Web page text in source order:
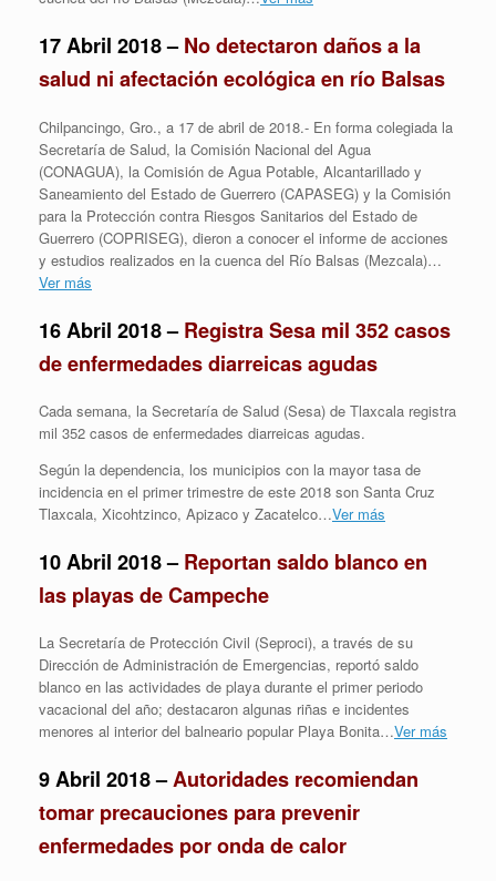
17 Abril 2018 –No detectaron daños a la
salud ni afectación ecológica en río Balsas
Chilpancingo, Gro., a 17 de abril de 2018.- En forma colegiada la
Secretaría de Salud, la Comisión Nacional del Agua
(CONAGUA), la Comisión de Agua Potable, Alcantarillado y
Saneamiento del Estado de Guerrero (CAPASEG) y la Comisión
para la Protección contra Riesgos Sanitarios del Estado de
Guerrero (COPRISEG), dieron a conocer el informe de acciones
y estudios realizados en la cuenca del Río Balsas (Mezcala)…
Ver más
16 Abril 2018 –Registra Sesa mil 352 casos
de enfermedades diarreicas agudas
Cada semana, la Secretaría de Salud (Sesa) de Tlaxcala registra
mil 352 casos de enfermedades diarreicas agudas.
Según la dependencia, los municipios con la mayor tasa de
incidencia en el primer trimestre de este 2018 son Santa Cruz
Tlaxcala, Xicohtzinco, Apizaco y Zacatelco…Ver más
10 Abril 2018 –Reportan saldo blanco en
las playas de Campeche
La Secretaría de Protección Civil (Seproci), a través de su
Dirección de Administración de Emergencias, reportó saldo
blanco en las actividades de playa durante el primer periodo
vacacional del año; destacaron algunas riñas e incidentes
menores al interior del balneario popular Playa Bonita…Ver más
9 Abril 2018 –Autoridades recomiendan
tomar precauciones para prevenir
enfermedades por onda de calor